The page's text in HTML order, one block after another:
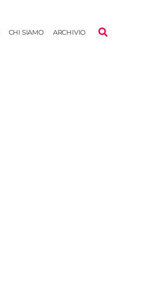
CHI SIAMO ARCHIVIO